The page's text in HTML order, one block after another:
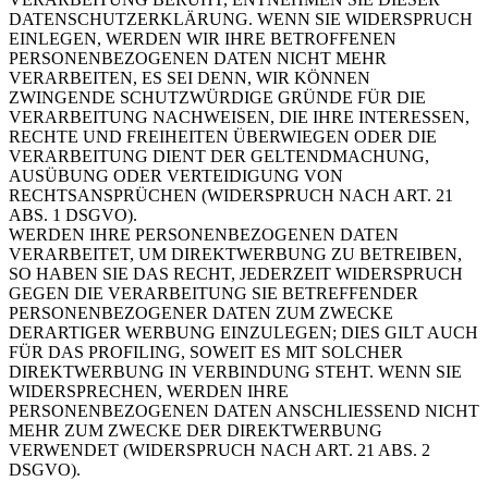
DATENSCHUTZERKLÄRUNG. WENN SIE WIDERSPRUCH
EINLEGEN, WERDEN WIR IHRE BETROFFENEN
PERSONENBEZOGENEN DATEN NICHT MEHR
VERARBEITEN, ES SEI DENN, WIR KÖNNEN
ZWINGENDE SCHUTZWÜRDIGE GRÜNDE FÜR DIE
VERARBEITUNG NACHWEISEN, DIE IHRE INTERESSEN,
RECHTE UND FREIHEITEN ÜBERWIEGEN ODER DIE
VERARBEITUNG DIENT DER GELTENDMACHUNG,
AUSÜBUNG ODER VERTEIDIGUNG VON
RECHTSANSPRÜCHEN (WIDERSPRUCH NACH ART. 21
ABS. 1 DSGVO).
WERDEN IHRE PERSONENBEZOGENEN DATEN
VERARBEITET, UM DIREKTWERBUNG ZU BETREIBEN,
SO HABEN SIE DAS RECHT, JEDERZEIT WIDERSPRUCH
GEGEN DIE VERARBEITUNG SIE BETREFFENDER
PERSONENBEZOGENER DATEN ZUM ZWECKE
DERARTIGER WERBUNG EINZULEGEN; DIES GILT AUCH
FÜR DAS PROFILING, SOWEIT ES MIT SOLCHER
DIREKTWERBUNG IN VERBINDUNG STEHT. WENN SIE
WIDERSPRECHEN, WERDEN IHRE
PERSONENBEZOGENEN DATEN ANSCHLIESSEND NICHT
MEHR ZUM ZWECKE DER DIREKTWERBUNG
VERWENDET (WIDERSPRUCH NACH ART. 21 ABS. 2
DSGVO).